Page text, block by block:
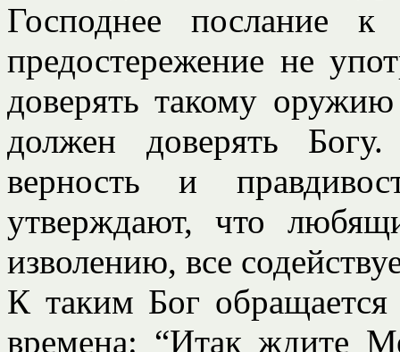
Господнее послание
предостережение не
доверять такому
должен доверять
верность и
утверждают, что
изволению, все
К таким Бог обращается
времена: “Итак ждите